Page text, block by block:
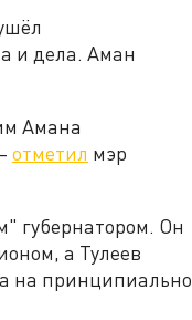
и дела. Аман
Амана
отметил мэр
губернатором. Он
а Тулеев
на принципиально